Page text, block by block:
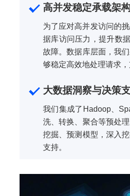
高并发稳定承载架
为了应对高并发访问的
据库访问压力，提升数
故障。数据库层面，我
够稳定高效地处理请求
大数据洞察与决策
我们集成了Hadoop、
洗、转换、聚合等预处
挖掘、预测模型，深入
支持。